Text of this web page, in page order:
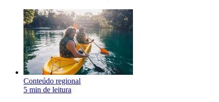
Conteúdo regional
5 min de leitura